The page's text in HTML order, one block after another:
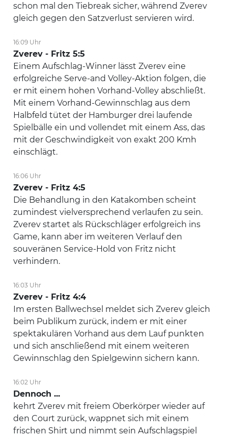
schon mal den Tiebreak sicher, während Zverev
gleich gegen den Satzverlust servieren wird.
16:09 Uhr
Zverev - Fritz 5:5
Einem Aufschlag-Winner lässt Zverev eine
erfolgreiche Serve-and Volley-Aktion folgen, die
er mit einem hohen Vorhand-Volley abschließt.
Mit einem Vorhand-Gewinnschlag aus dem
Halbfeld tütet der Hamburger drei laufende
Spielbälle ein und vollendet mit einem Ass, das
mit der Geschwindigkeit von exakt 200 Kmh
einschlägt.
16:06 Uhr
Zverev - Fritz 4:5
Die Behandlung in den Katakomben scheint
zumindest vielversprechend verlaufen zu sein.
Zverev startet als Rückschläger erfolgreich ins
Game, kann aber im weiteren Verlauf den
souveränen Service-Hold von Fritz nicht
verhindern.
16:03 Uhr
Zverev - Fritz 4:4
Im ersten Ballwechsel meldet sich Zverev gleich
beim Publikum zurück, indem er mit einer
spektakulären Vorhand aus dem Lauf punkten
und sich anschließend mit einem weiteren
Gewinnschlag den Spielgewinn sichern kann.
16:02 Uhr
Dennoch ...
kehrt Zverev mit freiem Oberkörper wieder auf
den Court zurück, wappnet sich mit einem
frischen Shirt und nimmt sein Aufschlagspiel